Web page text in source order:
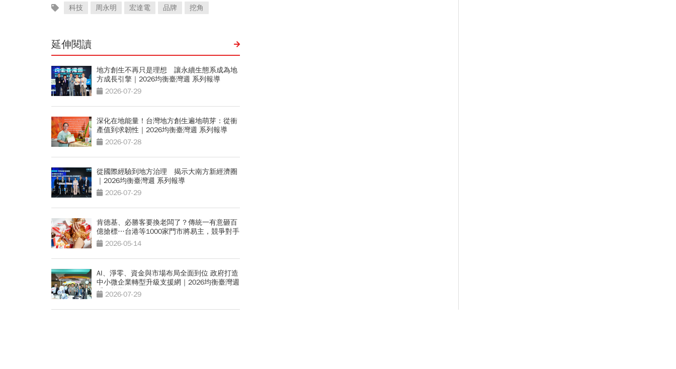
科技 周永明 宏達電 品牌 挖角
延伸閱讀
地方創生不再只是理想 讓永續生態系成為地
方成長引擎｜2026均衡臺灣週 系列報導
2026-07-29
深化在地能量！台灣地方創生遍地萌芽：從衝
產值到求韌性｜2026均衡臺灣週 系列報導
2026-07-28
從國際經驗到地方治理 揭示大南方新經濟圈
｜2026均衡臺灣週 系列報導
2026-07-29
肯德基、必勝客要換老闆了？傳統一有意砸百
億搶標…台港等1000家門市將易主，競爭對手
還有他們
2026-05-14
AI、淨零、資金與市場布局全面到位 政府打造
中小微企業轉型升級支援網｜2026均衡臺灣週
系列報導
2026-07-29